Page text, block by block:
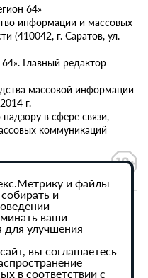
64»
информации и массовых
(410042, г. Саратов, ул.
Главный редактор
массовой информации
г.
в сфере связи,
коммуникаций
данных
сайта активная
обязательна.
и файлы
и
ваши
для улучшения
вы соглашаетесь
в соответствии с